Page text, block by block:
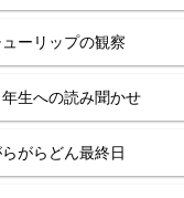
ーリップの観察
生への読み聞かせ
がらどん最終日